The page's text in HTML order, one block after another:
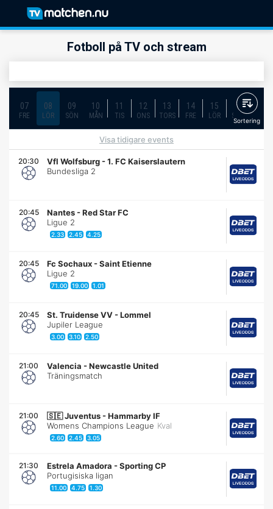
Fotboll på TV och stream
07
FRE
08
LÖR
09
SÖN
10
MÅN
11
TIS
12
ONS
13
TORS
14
FRE
15
LÖR
16
SÖN
Sortering
Visa tidigare events
20:30 Vfl Wolfsburg -1. FC Kaiserslautern
Bundesliga 2
20:45 Nantes -Red Star FC
Ligue 2
2.33 2.45 4.25
20:45 Fc Sochaux -Saint Etienne
Ligue 2
71.00 19.00 1.01
20:45 St. Truidense VV -Lommel
Jupiler League
3.00 3.10 2.50
21:00 Valencia -Newcastle United
Träningsmatch
21:00 🇸🇪Juventus -Hammarby IF
Womens Champions League Kval
2.60 2.45 3.05
21:30 Estrela Amadora -Sporting CP
Portugisiska ligan
11.00 4.75 1.30